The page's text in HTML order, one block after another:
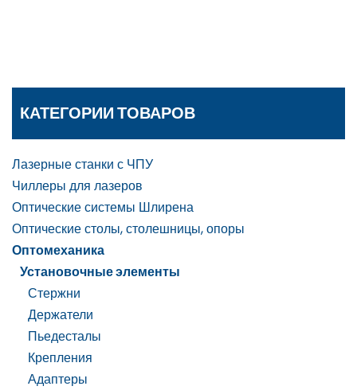
КАТЕГОРИИ ТОВАРОВ
Лазерные станки с ЧПУ
Чиллеры для лазеров
Оптические системы Шлирена
Оптические столы, столешницы, опоры
Оптомеханика
Установочные элементы
Стержни
Держатели
Пьедесталы
Крепления
Адаптеры